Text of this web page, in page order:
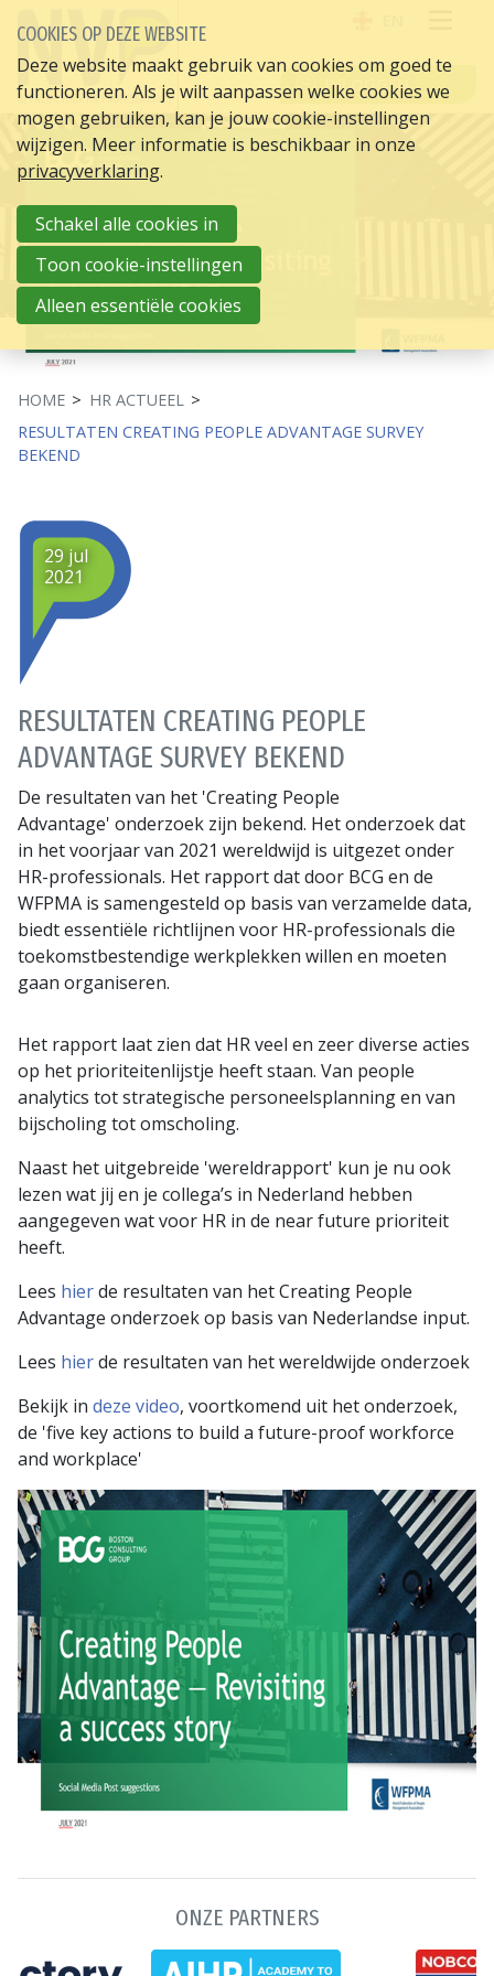
INLOGGEN
HOME
HR ACTUEEL
RESULTATEN CREATING PEOPLE ADVANTAGE SURVEY
BEKEND
RESULTATEN CREATING PEOPLE
ADVANTAGE SURVEY BEKEND
29 jul
2021
De resultaten van het 'Creating People
Advantage' onderzoek zijn bekend. Het onderzoek dat
in het voorjaar van 2021 wereldwijd is uitgezet onder
HR-professionals. Het rapport dat door BCG en de
WFPMA is samengesteld op basis van verzamelde data,
biedt essentiële richtlijnen voor HR-professionals die
toekomstbestendige werkplekken willen en moeten
gaan organiseren.
Het rapport laat zien dat HR veel en zeer diverse acties
op het prioriteitenlijstje heeft staan. Van people
analytics tot strategische personeelsplanning en van
bijscholing tot omscholing.
Naast het uitgebreide 'wereldrapport' kun je nu ook
lezen wat jij en je collega’s in Nederland hebben
aangegeven wat voor HR in de near future prioriteit
heeft.
Lees hierde resultaten van het Creating People
Advantage onderzoek op basis van Nederlandse input.
Lees hierde resultaten van het wereldwijde onderzoek
Bekijk in deze video, voortkomend uit het onderzoek,
de 'five key actions to build a future-proof workforce
and workplace'
ONZE PARTNERS
COOKIES OP DEZE WEBSITE
Deze website maakt gebruik van cookies om goed te
functioneren. Als je wilt aanpassen welke cookies we
mogen gebruiken, kan je jouw cookie-instellingen
wijzigen. Meer informatie is beschikbaar in onze
privacyverklaring.
Schakel alle cookies in
Toon cookie-instellingen
Alleen essentiële cookies